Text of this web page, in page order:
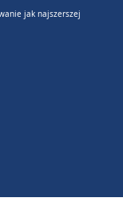
jak najszerszej